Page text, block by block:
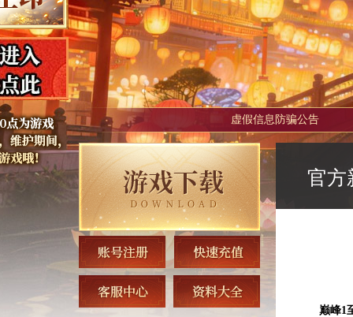
虚假信息防骗公告
官方
巅峰1